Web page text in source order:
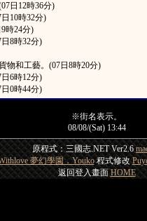
日12時36分)
10時32分)
時24分)
8時32分)
物和工藝。(07日8時20分)
6時12分)
0時44分)
※街名表示。
08/08/(Sat) 13:44
原程式：三國志.NET Ver2.6
夢幻學園．Youko程式修改
返回登入畫面HOME